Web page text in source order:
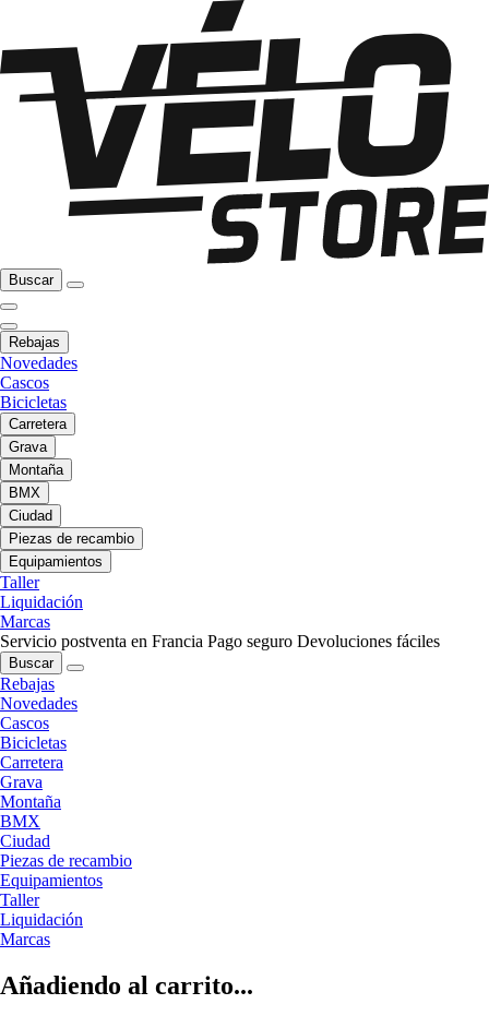
Buscar
Rebajas
Novedades
Cascos
Bicicletas
Carretera
Grava
Montaña
BMX
Ciudad
Piezas de recambio
Equipamientos
Taller
Liquidación
Marcas
Servicio postventa en Francia Pago seguro Devoluciones fáciles
Buscar
Rebajas
Novedades
Cascos
Bicicletas
Carretera
Grava
Montaña
BMX
Ciudad
Piezas de recambio
Equipamientos
Taller
Liquidación
Marcas
Añadiendo al carrito...